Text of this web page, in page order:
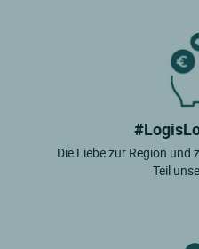
Die Liebe zur Region und
Teil